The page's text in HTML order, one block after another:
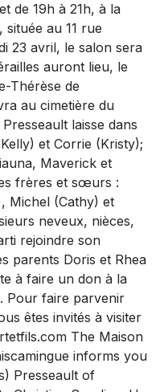
de 19h à 21h, à la
au 11 rue
23 avril, le salon sera
auront lieu, le
Thérèse de
au cimetière du
laisse dans
et Corrie (Kristy);
Maverick et
frères et sœurs :
Michel (Cathy) et
neveux, nièces,
rejoindre son
parents Doris et Rhea
à faire un don à la
Pour faire parvenir
êtes invités à visiter
The Maison
informs you
Presseault of